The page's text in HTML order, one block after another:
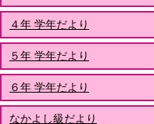
４年 学年だより
５年 学年だより
６年 学年だより
なかよし級だより